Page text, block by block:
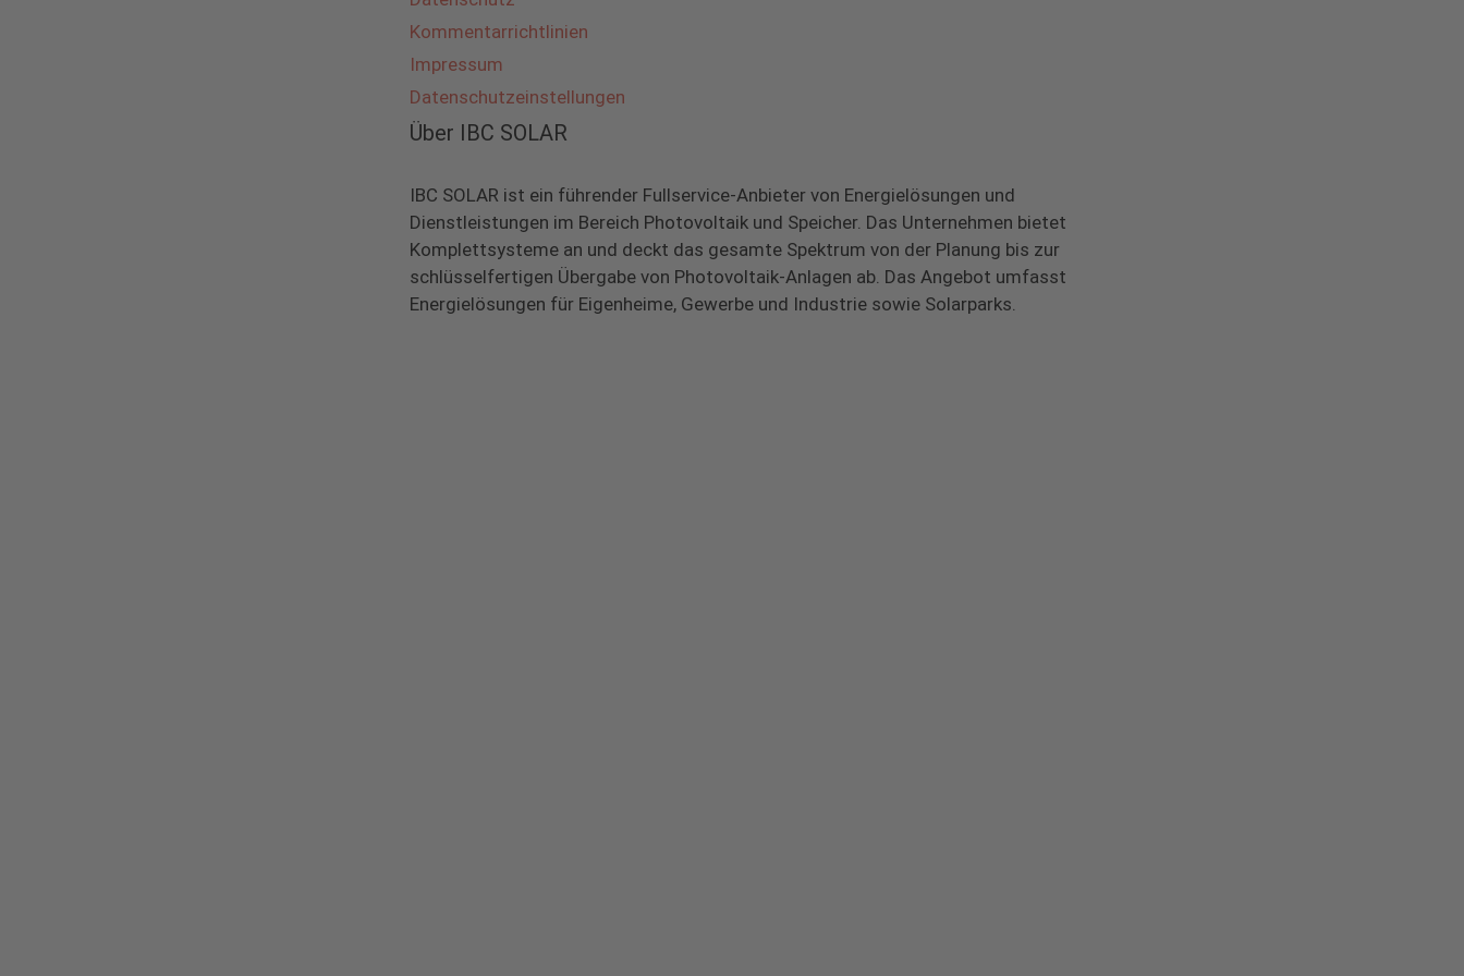
Kommentarrichtlinien
Impressum
Datenschutzeinstellungen
Über IBC SOLAR
IBC SOLAR ist ein führender Fullservice-Anbieter von Energielösungen und
Dienstleistungen im Bereich Photovoltaik und Speicher. Das Unternehmen bietet
Komplettsysteme an und deckt das gesamte Spektrum von der Planung bis zur
schlüsselfertigen Übergabe von Photovoltaik-Anlagen ab. Das Angebot umfasst
Energielösungen für Eigenheime, Gewerbe und Industrie sowie Solarparks.